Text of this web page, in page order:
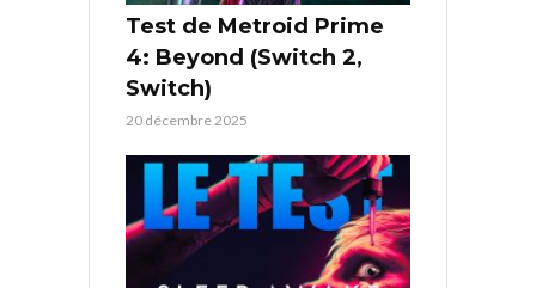
Test de Metroid Prime
4: Beyond (Switch 2,
Switch)
20 décembre 2025